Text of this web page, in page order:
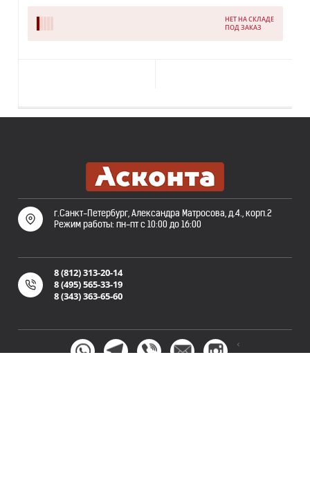
НЕТ НА СКЛАДЕ
ПОД ЗАКАЗ
г.Санкт-Петербург, Александра Матросова, д.4., корп.2
Режим работы: пн-пт с 10:00 до 16:00
8 (812) 313-20-14
8 (495) 565-33-19
8 (343) 363-65-60
<